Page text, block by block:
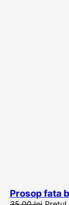
Prosop fata